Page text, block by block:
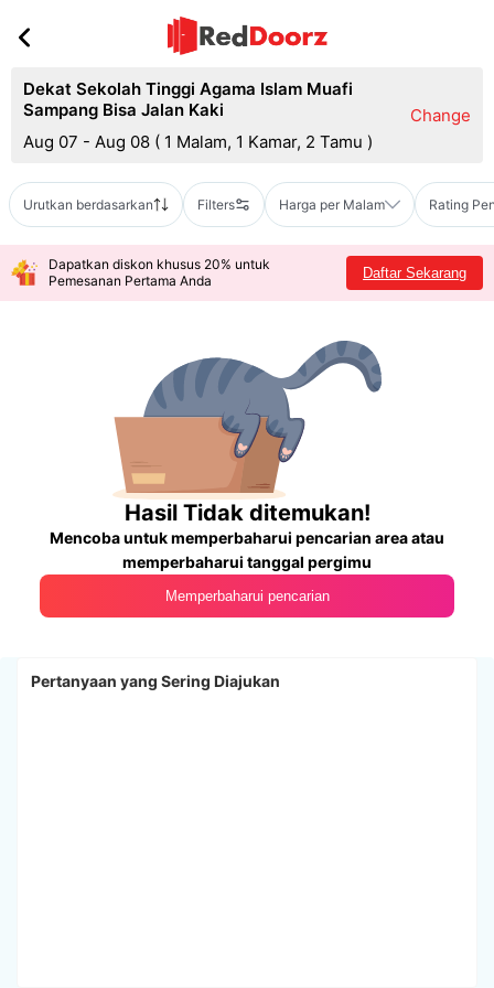
Dekat Sekolah Tinggi Agama Islam Muafi
Sampang Bisa Jalan Kaki
Aug 07 - Aug 08 ( 1 Malam, 1 Kamar, 2 Tamu )
Change
Urutkan berdasarkan Filters Harga per Malam Rating
Dapatkan diskon khusus 20% untuk
Pemesanan Pertama Anda
Daftar Sekarang
Hasil Tidak ditemukan!
Mencoba untuk memperbaharui pencarian area atau
memperbaharui tanggal pergimu
Memperbaharui pencarian
Pertanyaan yang Sering Diajukan